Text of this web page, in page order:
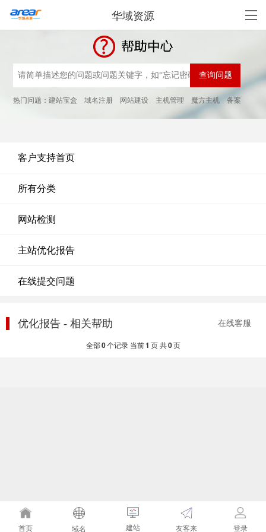
华域资源
热门问题：建站宝盒 域名注册 网站建设 主机管理 魔方主机 备案
客户支持首页
所有分类
网站检测
主站优化报告
在线提交问题
优化报告 - 相关帮助 在线客服
全部0个记录 当前1 页 共0页
首页 域名 建站 友客来 登录